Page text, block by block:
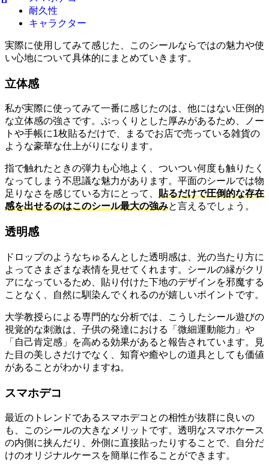
耐久性
キャラクター
実際に使用してみて感じた、このシールならではの魅力や使
い心地について具体的にまとめていきます。
立体感
私が実際に使ってみて一番に感じたのは、他にはない圧倒的
な立体感の強さです。ぷっくりとした厚みがあるため、ノー
トや手帳に1枚貼るだけで、まるでお店で売っている雑貨の
ような豪華な仕上がりになります。
指で触れたときの弾力も心地よく、ついつい何度も触りたく
なってしまう不思議な魅力があります。平面のシールでは物
足りなさを感じている方にとって、 貼るだけで圧倒的な存在
感を出せるのはこのシール最大の強みと言えるでしょう。
透明感
ドロップのようなちゅるんとした透明感は、光の当たり方に
よってさまざまな表情を見せてくれます。シールの縁がクリ
アになっているため、貼り付けた下地のデザインを邪魔する
ことなく、自然に馴染んでくれるのが嬉しいポイントです。
大学教授らによる専門的な分析では、こうしたシール遊びの
視覚的な刺激は、子供の発達における「微細運動能力」や
「自己肯定感」を高める効果があると報告されています。見
た目の美しさだけでなく、知育や癒やしの道具としても価値
があることがわかりますね。
スマホデコ
最近のトレンドであるスマホデコとの相性が抜群に良いの
も、このシールの大きなメリットです。透明なスマホケース
の内側に挟んだり、外側に直接貼ったりすることで、自分だ
けのオリジナルケースを簡単に作ることができます。